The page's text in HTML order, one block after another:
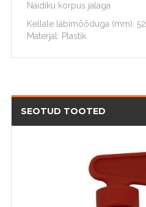
Näidiku korpus jalaga
Kellale läbimõõduga (mm): 52
Materjal: Plastik
SEOTUD TOOTED